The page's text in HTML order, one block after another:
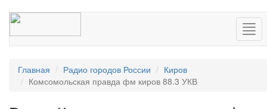
Главная Радио городов России
Киров
Комсомольская правда фм киров 88.3 УКВ